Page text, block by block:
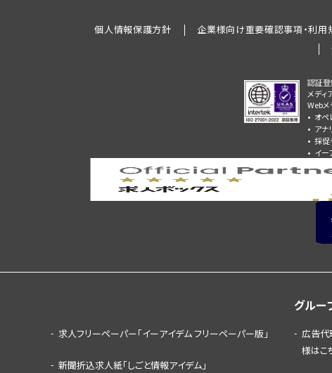
個人情報保護方針 企業様向け重要確認事項・利用
認証登
メディ
Webメ
オペ
アナ
採促
イー
求人フリーペーパー「イーアイデム フリーペーパー版」
新聞折込求人紙「しごと情報アイデム」
グルー
広告代
様はこ